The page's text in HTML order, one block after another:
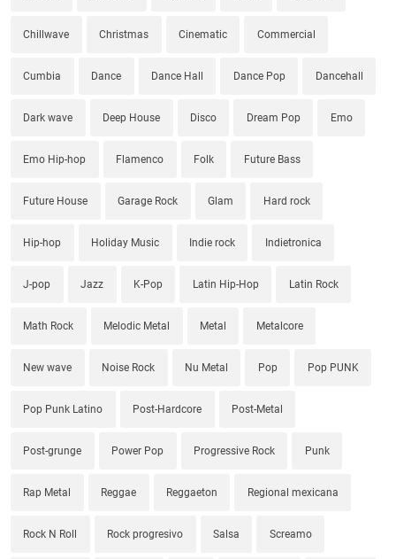
Chillwave Christmas Cinematic Commercial
Cumbia Dance Dance Hall Dance Pop Dancehall
Dark wave Deep House Disco Dream Pop Emo
Emo Hip-hop Flamenco Folk Future Bass
Future House Garage Rock Glam Hard rock
Hip-hop Holiday Music Indie rock Indietronica
J-pop Jazz K-Pop Latin Hip-Hop Latin Rock
Math Rock Melodic Metal Metal Metalcore
New wave Noise Rock Nu Metal Pop Pop PUNK
Pop Punk Latino Post-Hardcore Post-Metal
Post-grunge Power Pop Progressive Rock Punk
Rap Metal Reggae Reggaeton Regional mexicana
Rock N Roll Rock progresivo Salsa Screamo